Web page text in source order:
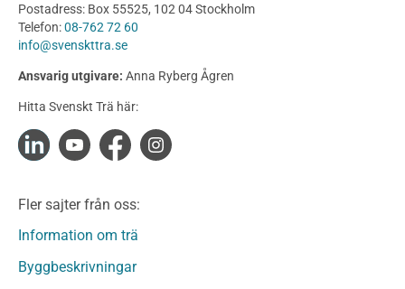
Produkter
Konstruktionsvirke
Konstruktionsvirke Behandlat
Konstruktionsvirke Fingerskarvat
Konstruktionsvirke Fingerskarvat Obehandlat
Limträ
Fanerträ
Fanerträ Obehandlat
Träpanel och Utvändig beklädnad Behandlat
Postadress: Box 55525, 102 04 Stockholm
Telefon:08-762 72 60
info@svenskttra.se
Ansvarig utgivare: Anna Ryberg Ågren
Hitta Svenskt Trä här:
Fler sajter från oss:
Information om trä
Byggbeskrivningar